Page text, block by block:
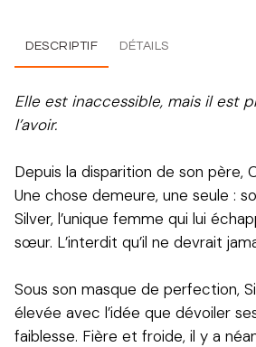
DESCRIPTIF DÉTAILS
Elle est inaccessible, mais il est
l’avoir.
Depuis la disparition de son père,
Une chose demeure, une seule :
Silver, l’unique femme qui lui
sœur. L’interdit qu’il ne devrait
Sous son masque de perfection,
élevée avec l’idée que dévoiler
faiblesse. Fière et froide, il y a